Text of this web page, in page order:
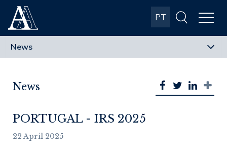
Albuquerque
& Almeida
PT
News
PORTUGAL - IRS 2025
22 April 2025